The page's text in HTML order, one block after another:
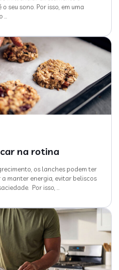
seu sono. Por isso, em uma
…
na rotina
os lanches podem ter
manter energia, evitar beliscos
Por isso, …